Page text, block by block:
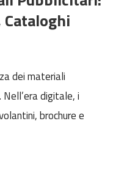
dei materiali
digitale, i
brochure e